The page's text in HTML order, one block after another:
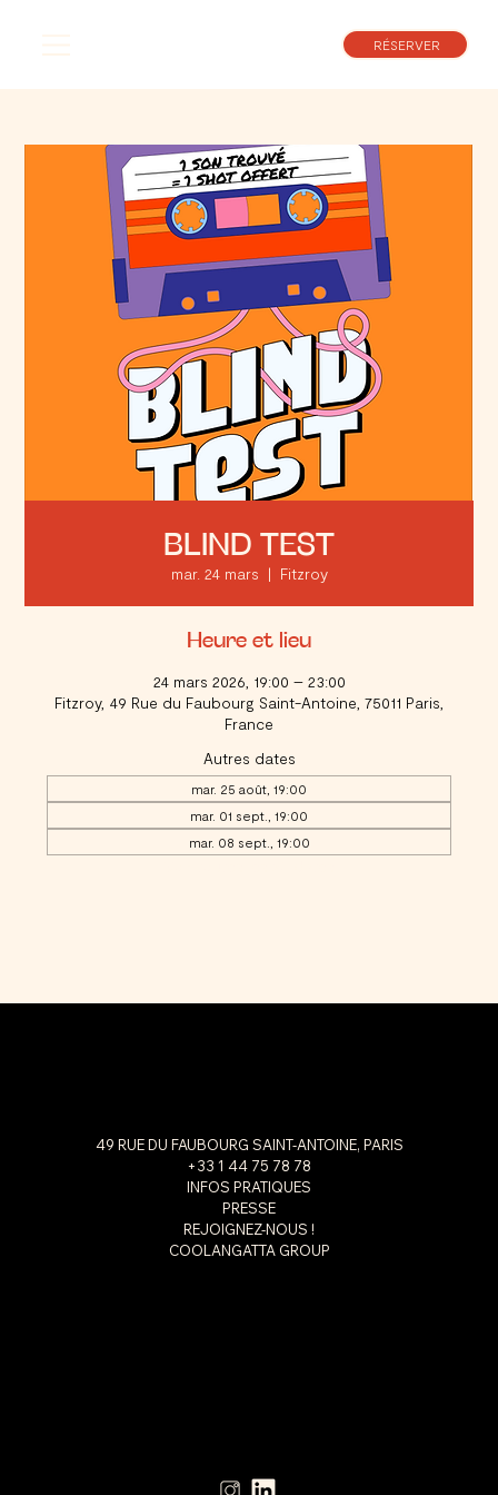
RÉSERVER
BLIND TEST
mar. 24 mars
  |
Fitzroy
Heure et lieu
24 mars 2026, 19:00 – 23:00
Fitzroy, 49 Rue du Faubourg Saint-Antoine, 75011 Paris,
France
Autres dates
mar. 25 août, 19:00
mar. 01 sept., 19:00
mar. 08 sept., 19:00
49 RUE DU FAUBOURG SAINT-ANTOINE, PARIS
+33 1 44 75 78 78
INFOS PRATIQUES
PRESSE
REJOIGNEZ-NOUS !
COOLANGATTA GROUP